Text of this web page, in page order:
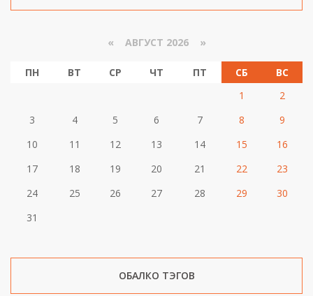
« АВГУСТ 2026 »
ПН ВТ СР ЧТ ПТ СБ
ВС
1
2
3
4 5 6 7 8
9
10
11 12 13 14 15
16
17
18 19 20 21 22
23
24
25 26 27 28 29
30
31
ОБАЛКО ТЭГОВ